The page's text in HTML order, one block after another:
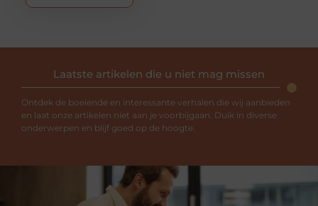
Laatste artikelen die u niet mag missen
Ontdek de boeiende en interessante verhalen die wij aanbieden
en laat onze artikelen niet aan je voorbijgaan. Duik in diverse
onderwerpen en blijf goed op de hoogte.